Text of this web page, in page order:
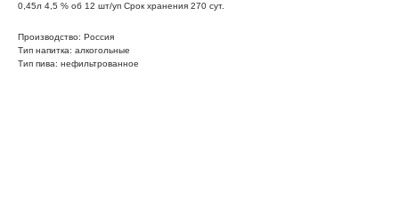
0,45л 4,5 % об 12 шт/уп Срок хранения 270 сут.
Производство: Россия
Тип напитка: алкогольные
Тип пива: нефильтрованное